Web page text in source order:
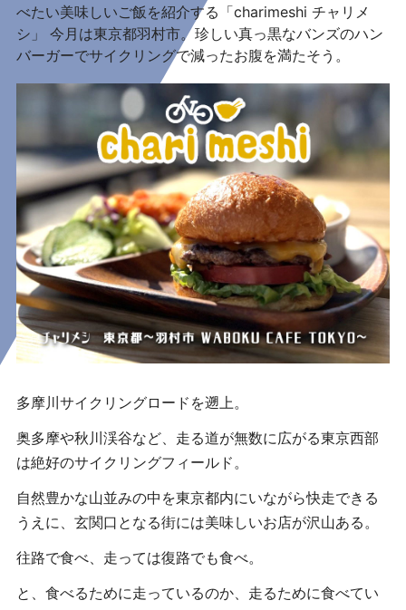
べたい美味しいご飯を紹介する「charimeshi チャリメ
シ」 今月は東京都羽村市。珍しい真っ黒なバンズのハン
バーガーでサイクリングで減ったお腹を満たそう。
多摩川サイクリングロードを遡上。
奥多摩や秋川渓谷など、走る道が無数に広がる東京西部
は絶好のサイクリングフィールド。
自然豊かな山並みの中を東京都内にいながら快走できる
うえに、玄関口となる街には美味しいお店が沢山ある。
往路で食べ、走っては復路でも食べ。
と、食べるために走っているのか、走るために食べてい